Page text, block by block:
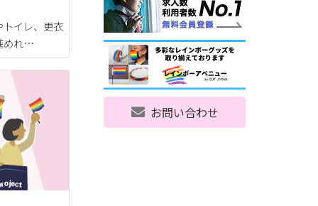
お問い合わせ
イレ、更衣
めれ…